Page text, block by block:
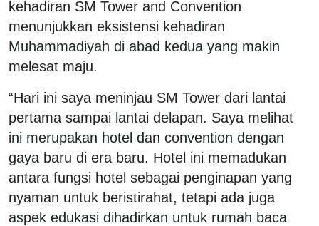
kehadiran SM Tower and Convention
menunjukkan eksistensi kehadiran
Muhammadiyah di abad kedua yang makin
melesat maju.
“Hari ini saya meninjau SM Tower dari lantai
pertama sampai lantai delapan. Saya melihat
ini merupakan hotel dan convention dengan
gaya baru di era baru. Hotel ini memadukan
antara fungsi hotel sebagai penginapan yang
nyaman untuk beristirahat, tetapi ada juga
aspek edukasi dihadirkan untuk rumah baca